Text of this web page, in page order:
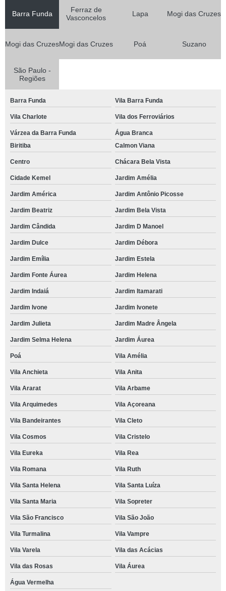
Barra Funda
Ferraz de
Vasconcelos
Lapa Mogi das Cruzes
Mogi das CruzesMogi das Cruzes Poá Suzano
São Paulo -
Regiões
Barra Funda Vila Barra Funda
Vila Charlote Vila dos Ferroviários
Várzea da Barra Funda
Água Branca
Biritiba
Calmon Viana
Centro Chácara Bela Vista
Cidade Kemel Jardim Amélia
Jardim América Jardim Antônio Picosse
Jardim Beatriz Jardim Bela Vista
Jardim Cândida Jardim D Manoel
Jardim Dulce Jardim Débora
Jardim Emília Jardim Estela
Jardim Fonte Áurea Jardim Helena
Jardim Indaiá Jardim Itamarati
Jardim Ivone Jardim Ivonete
Jardim Julieta Jardim Madre Ângela
Jardim Selma Helena Jardim Áurea
Poá Vila Amélia
Vila Anchieta Vila Anita
Vila Ararat Vila Arbame
Vila Arquimedes Vila Açoreana
Vila Bandeirantes Vila Cleto
Vila Cosmos Vila Cristelo
Vila Eureka Vila Rea
Vila Romana Vila Ruth
Vila Santa Helena Vila Santa Luíza
Vila Santa Maria Vila Sopreter
Vila São Francisco Vila São João
Vila Turmalina Vila Vampre
Vila Varela Vila das Acácias
Vila das Rosas Vila Áurea
Água Vermelha